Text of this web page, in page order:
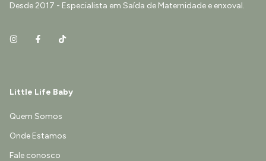
Desde 2017 - Especialista em Saída de Maternidade e enxoval.
Little Life Baby
Quem Somos
Onde Estamos
Fale conosco